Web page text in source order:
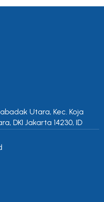
Utara, Kec. Koja
DKI Jakarta 14230, ID